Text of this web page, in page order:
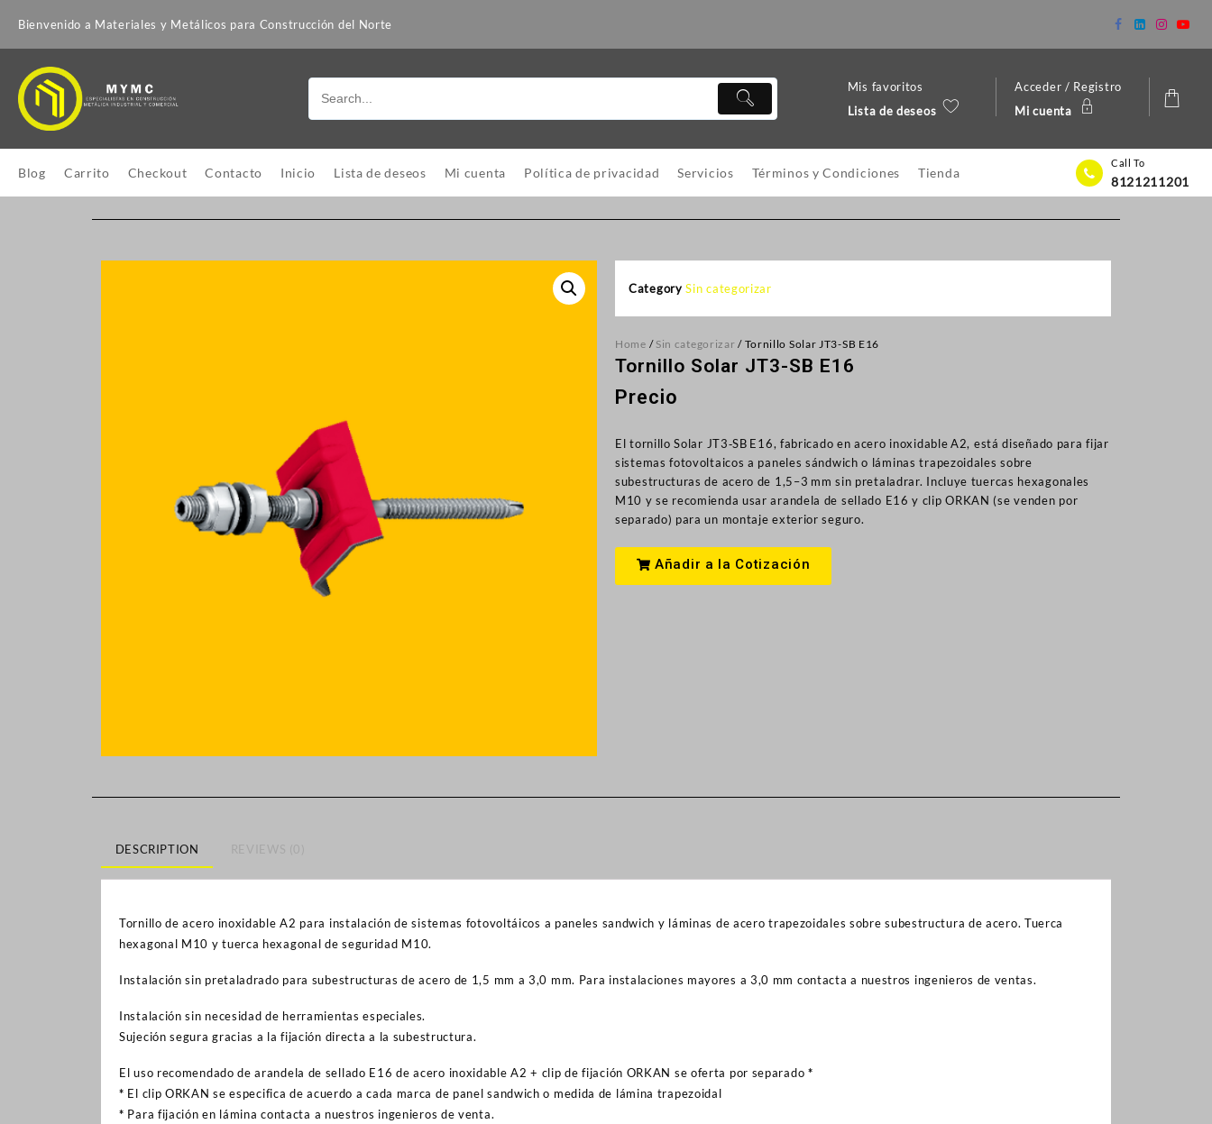
Bienvenido a Materiales y Metálicos para Construcción del Norte
Mis favoritos
Lista de deseos
Acceder / Registro
Mi cuenta
Blog Carrito Checkout Contacto Inicio Lista de deseos Mi cuenta Política de privacidad Servicios Términos y Condiciones Tienda
Call To
8121211201
Category Sin categorizar
Home / Sin categorizar / Tornillo Solar JT3-SB E16
Tornillo Solar JT3-SB E16
Precio
El tornillo Solar JT3‑SB E16, fabricado en acero inoxidable A2, está diseñado para fijar
sistemas fotovoltaicos a paneles sándwich o láminas trapezoidales sobre
subestructuras de acero de 1,5–3 mm sin pretaladrar. Incluye tuercas hexagonales
M10 y se recomienda usar arandela de sellado E16 y clip ORKAN (se venden por
separado) para un montaje exterior seguro.
Añadir a la Cotización
DESCRIPTION REVIEWS (0)
Tornillo de acero inoxidable A2 para instalación de sistemas fotovoltáicos a paneles sandwich y láminas de acero trapezoidales sobre subestructura de acero. Tuerca
hexagonal M10 y tuerca hexagonal de seguridad M10.
Instalación sin pretaladrado para subestructuras de acero de 1,5 mm a 3,0 mm. Para instalaciones mayores a 3,0 mm contacta a nuestros ingenieros de ventas.
Instalación sin necesidad de herramientas especiales.
Sujeción segura gracias a la fijación directa a la subestructura.
El uso recomendado de arandela de sellado E16 de acero inoxidable A2 + clip de fijación ORKAN se oferta por separado *
* El clip ORKAN se especifica de acuerdo a cada marca de panel sandwich o medida de lámina trapezoidal
* Para fijación en lámina contacta a nuestros ingenieros de venta.